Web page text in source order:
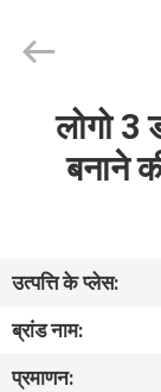
हमारे
बारे
में
Manufacturing
लोगो 3
बनाने
उत्पत्ति के प्लेस:
ब्रांड नाम:
प्रमाणन: